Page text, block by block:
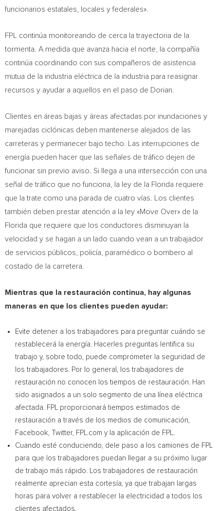
funcionarios estatales, locales y federales».
FPL continúa monitoreando de cerca la trayectoria de la
tormenta. A medida que avanza hacia el norte, la compañía
continúa coordinando con sus compañeros de asistencia
mutua de la industria eléctrica de la industria para reasignar
recursos y ayudar a aquellos en el paso de Dorian.
Clientes en áreas bajas y áreas afectadas por inundaciones y
marejadas ciclónicas deben mantenerse alejados de las
carreteras y permanecer bajo techo. Las interrupciones de
energía pueden hacer que las señales de tráfico dejen de
funcionar sin previo aviso. Si llega a una intersección con una
señal de tráfico que no funciona, la ley de la Florida requiere
que la trate como una parada de cuatro vías. Los clientes
también deben prestar atención a la ley «Move Over» de la
Florida que requiere que los conductores disminuyan la
velocidad y se hagan a un lado cuando vean a un trabajador
de servicios públicos, policía, paramédico o bombero al
costado de la carretera.
Mientras que la restauración continua, hay algunas
maneras en que los clientes pueden ayudar:
Evite detener a los trabajadores para preguntar cuándo se
restablecerá la energía. Hacerles preguntas lentifica su
trabajo y, sobre todo, puede comprometer la seguridad de
los trabajadores. Por lo general, los trabajadores de
restauración no conocen los tiempos de restauración. Han
sido asignados a un solo segmento de una línea eléctrica
afectada. FPL proporcionará tiempos estimados de
restauración a través de los medios de comunicación,
Facebook, Twitter, FPL.com y la aplicación de FPL.
Cuando esté conduciendo, dele paso a los camiones de FPL
para que los trabajadores puedan llegar a su próximo lugar
de trabajo más rápido. Los trabajadores de restauración
realmente aprecian esta cortesía, ya que trabajan largas
horas para volver a restablecer la electricidad a todos los
clientes afectados.